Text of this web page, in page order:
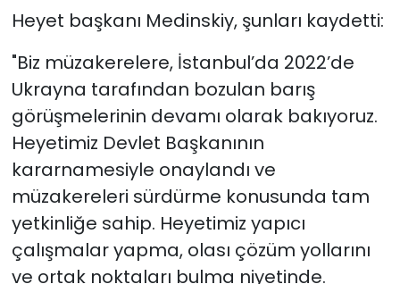
Heyet başkanı Medinskiy, şunları kaydetti:
"Biz müzakerelere, İstanbul’da 2022’de
Ukrayna tarafından bozulan barış
görüşmelerinin devamı olarak bakıyoruz.
Heyetimiz Devlet Başkanının
kararnamesiyle onaylandı ve
müzakereleri sürdürme konusunda tam
yetkinliğe sahip. Heyetimiz yapıcı
çalışmalar yapma, olası çözüm yollarını
ve ortak noktaları bulma niyetinde.